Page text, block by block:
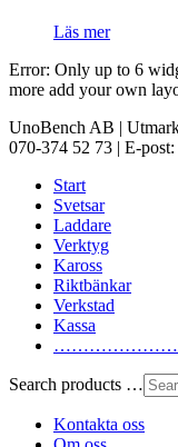
Läs mer
Error: Only up to 6
more add your own
UnoBench AB |
070-374 52 73 | E-
Start
Svetsar
Laddare
Verktyg
Kaross
Riktbänkar
Verkstad
Kassa
Search products …
Kontakta oss